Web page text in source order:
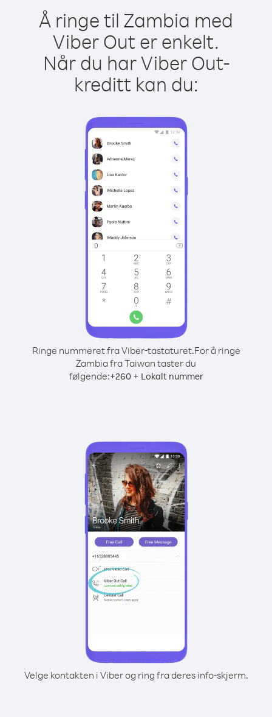
Å ringe til Zambia med
Viber Out er enkelt.
Når du har Viber Out-
kreditt kan du:
Ringe nummeret fra Viber-tastaturet.For å ringe
Zambia fra Taiwan taster du
følgende:+260+ Lokalt nummer
Velge kontakten i Viber og ring fra deres info-skjerm.